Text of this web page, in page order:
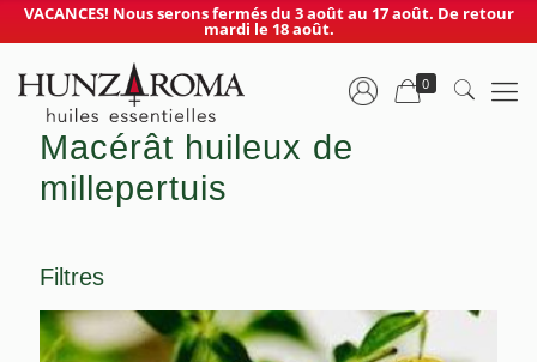
VACANCES! Nous serons fermés du 3 août au 17 août. De retour
mardi le 18 août.
0
Macérât huileux de
millepertuis
Filtres